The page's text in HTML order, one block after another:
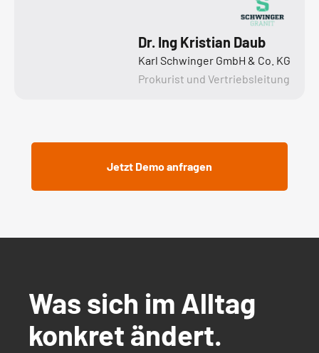
Dr. Ing Kristian Daub
Karl Schwinger GmbH & Co. KG
Prokurist und Vertriebsleitung
Jetzt Demo anfragen
Was sich im Alltag
konkret ändert.